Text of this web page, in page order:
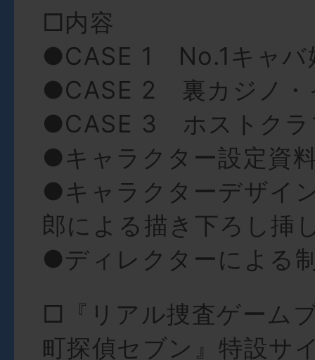
□内容
●CASE 1 No.1キャバ
●CASE 2 裏カジノ・
●CASE 3 ホストクラ
●キャラクター設定資
●キャラクターデザイ
郎による描き下ろし挿
●ディレクターによる
□『リアル捜査ゲーム
町探偵セブン』特設サ